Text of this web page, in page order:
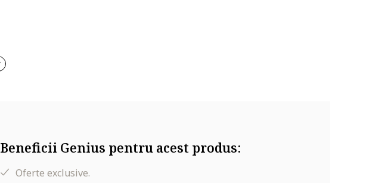
Beneficii Genius pentru acest produs:
Oferte exclusive.